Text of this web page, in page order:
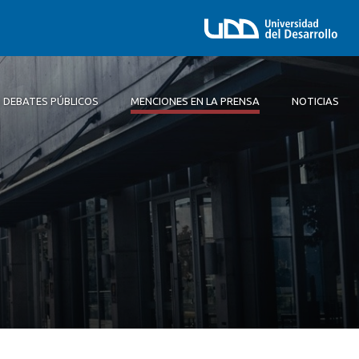
Barómetro Laboral y
Previsional
DEBATES PÚBLICOS MENCIONES EN LA PRENSA NOTICIAS